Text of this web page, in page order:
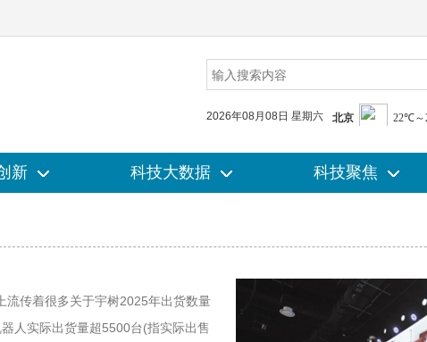
2026年08月08日 星期六
新
新 科技大数据
科技大数据 科技聚焦
科技聚焦
传着很多关于宇树2025年出货数量
人实际出货量超5500台(指实际出售